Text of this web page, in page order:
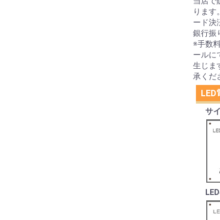
ります
ード決
銀行振
※手数
ールに
生じま
承くだ
サ